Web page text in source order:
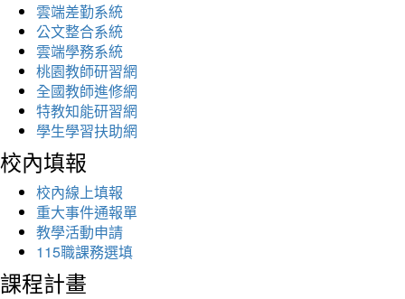
雲端差勤系統
公文整合系統
雲端學務系統
桃園教師研習網
全國教師進修網
特教知能研習網
學生學習扶助網
校內填報
校內線上填報
重大事件通報單
教學活動申請
115職課務選填
課程計畫